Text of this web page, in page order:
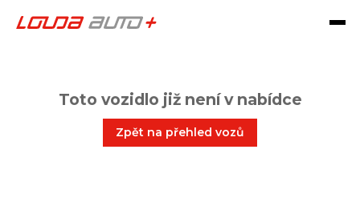
Toto vozidlo již není v nabídce
Zpět na přehled vozů